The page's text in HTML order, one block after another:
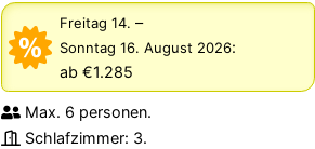
Freitag 14. –
Sonntag 16. August 2026:
ab €1.285
Max. 6 personen.
Schlafzimmer: 3.